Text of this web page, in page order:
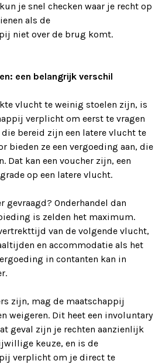
kun je snel checken waar je recht op
als de
niet over de brug komt.
een belangrijk verschil
vlucht te weinig stoelen zijn, is
verplicht om eerst te vragen
bereid zijn een latere vlucht te
bieden ze een vergoeding aan, die
Dat kan een voucher zijn, een
op een latere vlucht.
Onderhandel dan
is zelden het maximum.
van de volgende vlucht,
en accommodatie als het
in contanten kan in
zijn, mag de maatschappij
weigeren. Dit heet een involuntary
geval zijn je rechten aanzienlijk
keuze, en is de
verplicht om je direct te